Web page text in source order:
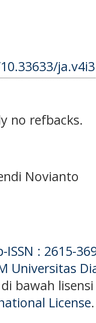
no refbacks.
Novianto
ISSN : 2615-
Universitas
di bawah
License.